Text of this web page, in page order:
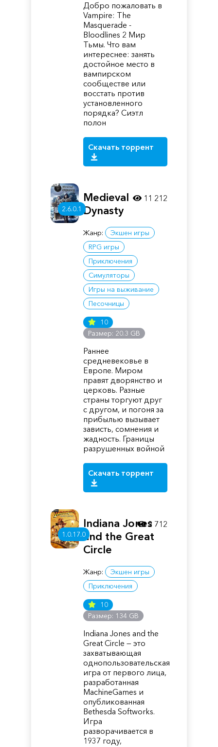
Добро пожаловать в
Vampire: The
Masquerade -
Bloodlines 2 Мир
Тьмы. Что вам
интереснее: занять
достойное место в
вампирском
сообществе или
восстать против
установленного
порядка? Сиэтл
полон
Скачать торрент
2.6.0.1
Medieval
Dynasty
Жанр:
Экшен игры
RPG игры
Приключения
Симуляторы
Игры на выживание
Песочницы
10
Размер: 20.3 GB
Раннее
средневековье в
Европе. Миром
правят дворянство и
церковь. Разные
страны торгуют друг
с другом, и погоня за
прибылью вызывает
зависть, сомнения и
жадность. Границы
разрушенных войной
Скачать торрент
11 212
1.0.17.0
Indiana Jones
and the Great
Circle
Жанр:
Экшен игры
Приключения
10
Размер: 134 GB
Indiana Jones and the
Great Circle — это
захватывающая
однопользовательская
игра от первого лица,
разработанная
MachineGames и
опубликованная
Bethesda Softworks.
Игра
разворачивается в
1937 году,
2 712